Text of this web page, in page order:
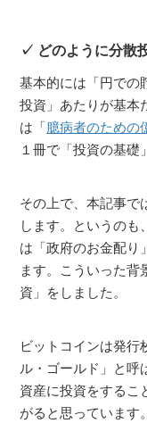
どのように分散
基本的には「円での
投資」あたりが基本
は「臆病者のための
１冊で「投資の基礎
その上で、本記事で
します。というのも
は「政府のお金配り
ます。こういった背
資」をしました。
ビットコインは発行
ル・ゴールド」と呼
資産に投資をするこ
がると思っています。